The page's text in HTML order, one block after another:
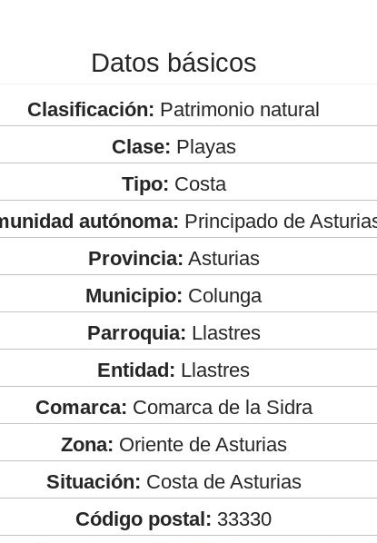
Datos básicos
Clasificación: Patrimonio natural
Clase: Playas
Tipo: Costa
autónoma: Principado de
Provincia: Asturias
Municipio: Colunga
Parroquia: Llastres
Entidad: Llastres
Comarca: Comarca de la Sidra
Zona: Oriente de Asturias
Situación: Costa de Asturias
Código postal: 33330